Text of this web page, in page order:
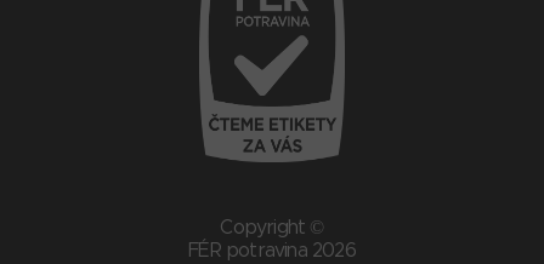
Copyright ©
FÉR potravina 2026